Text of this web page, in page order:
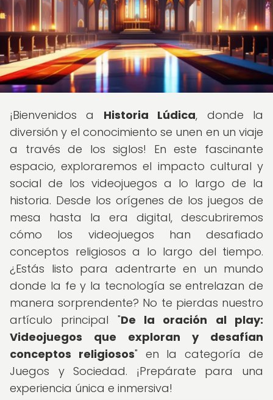
¡Bienvenidos a Historia Lúdica, donde la
diversión y el conocimiento se unen en un viaje
a través de los siglos! En este fascinante
espacio, exploraremos el impacto cultural y
social de los videojuegos a lo largo de la
historia. Desde los orígenes de los juegos de
mesa hasta la era digital, descubriremos
cómo los videojuegos han desafiado
conceptos religiosos a lo largo del tiempo.
¿Estás listo para adentrarte en un mundo
donde la fe y la tecnología se entrelazan de
manera sorprendente? No te pierdas nuestro
artículo principal "De la oración al play:
Videojuegos que exploran y desafían
conceptos religiosos" en la categoría de
Juegos y Sociedad. ¡Prepárate para una
experiencia única e inmersiva!